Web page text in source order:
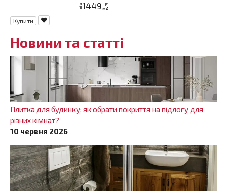
ціна1449 грн
м2
Купити
Новини та статті
Плитка для будинку: як обрати покриття на підлогу для
різних кімнат?
10 червня 2026